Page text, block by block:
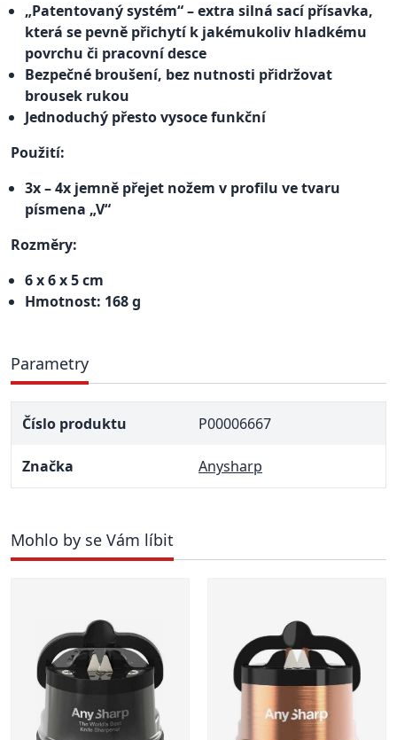
„Patentovaný systém“ – extra silná sací přísavka,
která se pevně přichytí k jakémukoliv hladkému
povrchu či pracovní desce
Bezpečné broušení, bez nutnosti přidržovat
brousek rukou
Jednoduchý přesto vysoce funkční
Použití:
3x – 4x jemně přejet nožem v profilu ve tvaru
písmena „V“
Rozměry:
6 x 6 x 5 cm
Hmotnost: 168 g
Parametry
Číslo produktu P00006667
Značka Anysharp
Mohlo by se Vám líbit